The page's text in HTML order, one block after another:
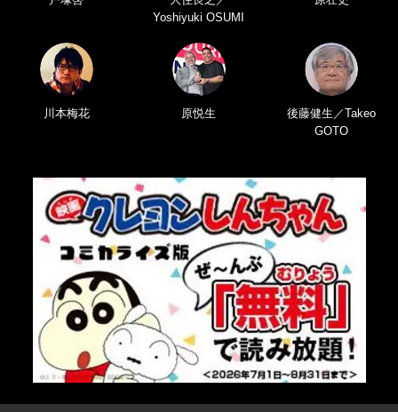
Yoshiyuki OSUMI
川本梅花 原悦生
後藤健生／Takeo
GOTO